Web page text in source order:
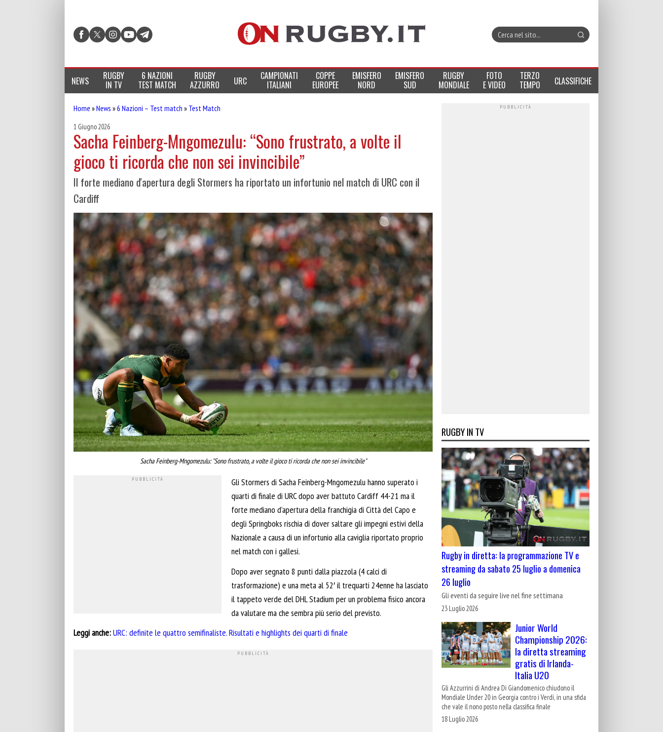
NEWS RUGBY
IN TV
6 NAZIONI
TEST MATCH
RUGBY
AZZURRO URC CAMPIONATI
ITALIANI
COPPE
EUROPEE
EMISFERO
NORD
EMISFERO
SUD
RUGBY
MONDIALE
FOTO
E VIDEO
TERZO
TEMPO CLASSIFICHE
Home »News »6 Nazioni – Test match » Test Match
1 Giugno 2026
Sacha Feinberg-Mngomezulu: “Sono frustrato, a volte il
gioco ti ricorda che non sei invincibile”
Il forte mediano d'apertura degli Stormers ha riportato un infortunio nel match di URC con il
Cardiff
Sacha Feinberg-Mngomezulu: "Sono frustrato, a volte il gioco ti ricorda che non sei invincibile"
Gli Stormers di Sacha Feinberg-Mngomezulu hanno superato i
quarti di finale di URC dopo aver battuto Cardiff 44-21 ma il
forte mediano d’apertura della franchigia di Città del Capo e
degli Springboks rischia di dover saltare gli impegni estivi della
Nazionale a causa di un infortunio alla caviglia riportato proprio
nel match con i gallesi.
Dopo aver segnato 8 punti dalla piazzola (4 calci di
trasformazione) e una meta al 52′ il trequarti 24enne ha lasciato
il tappeto verde del DHL Stadium per un problema fisico ancora
da valutare ma che sembra più serio del previsto.
Leggi anche:URC: definite le quattro semifinaliste. Risultati e highlights dei quarti di finale
RUGBY IN TV
Rugby in diretta: la programmazione TV e
streaming da sabato 25 luglio a domenica
26 luglio
Gli eventi da seguire live nel fine settimana
23 Luglio 2026
Junior World
Championship 2026:
la diretta streaming
gratis di Irlanda-
Italia U20
Gli Azzurrini di Andrea Di Giandomenico chiudono il
Mondiale Under 20 in Georgia contro i Verdi, in una sfida
che vale il nono posto nella classifica finale
18 Luglio 2026